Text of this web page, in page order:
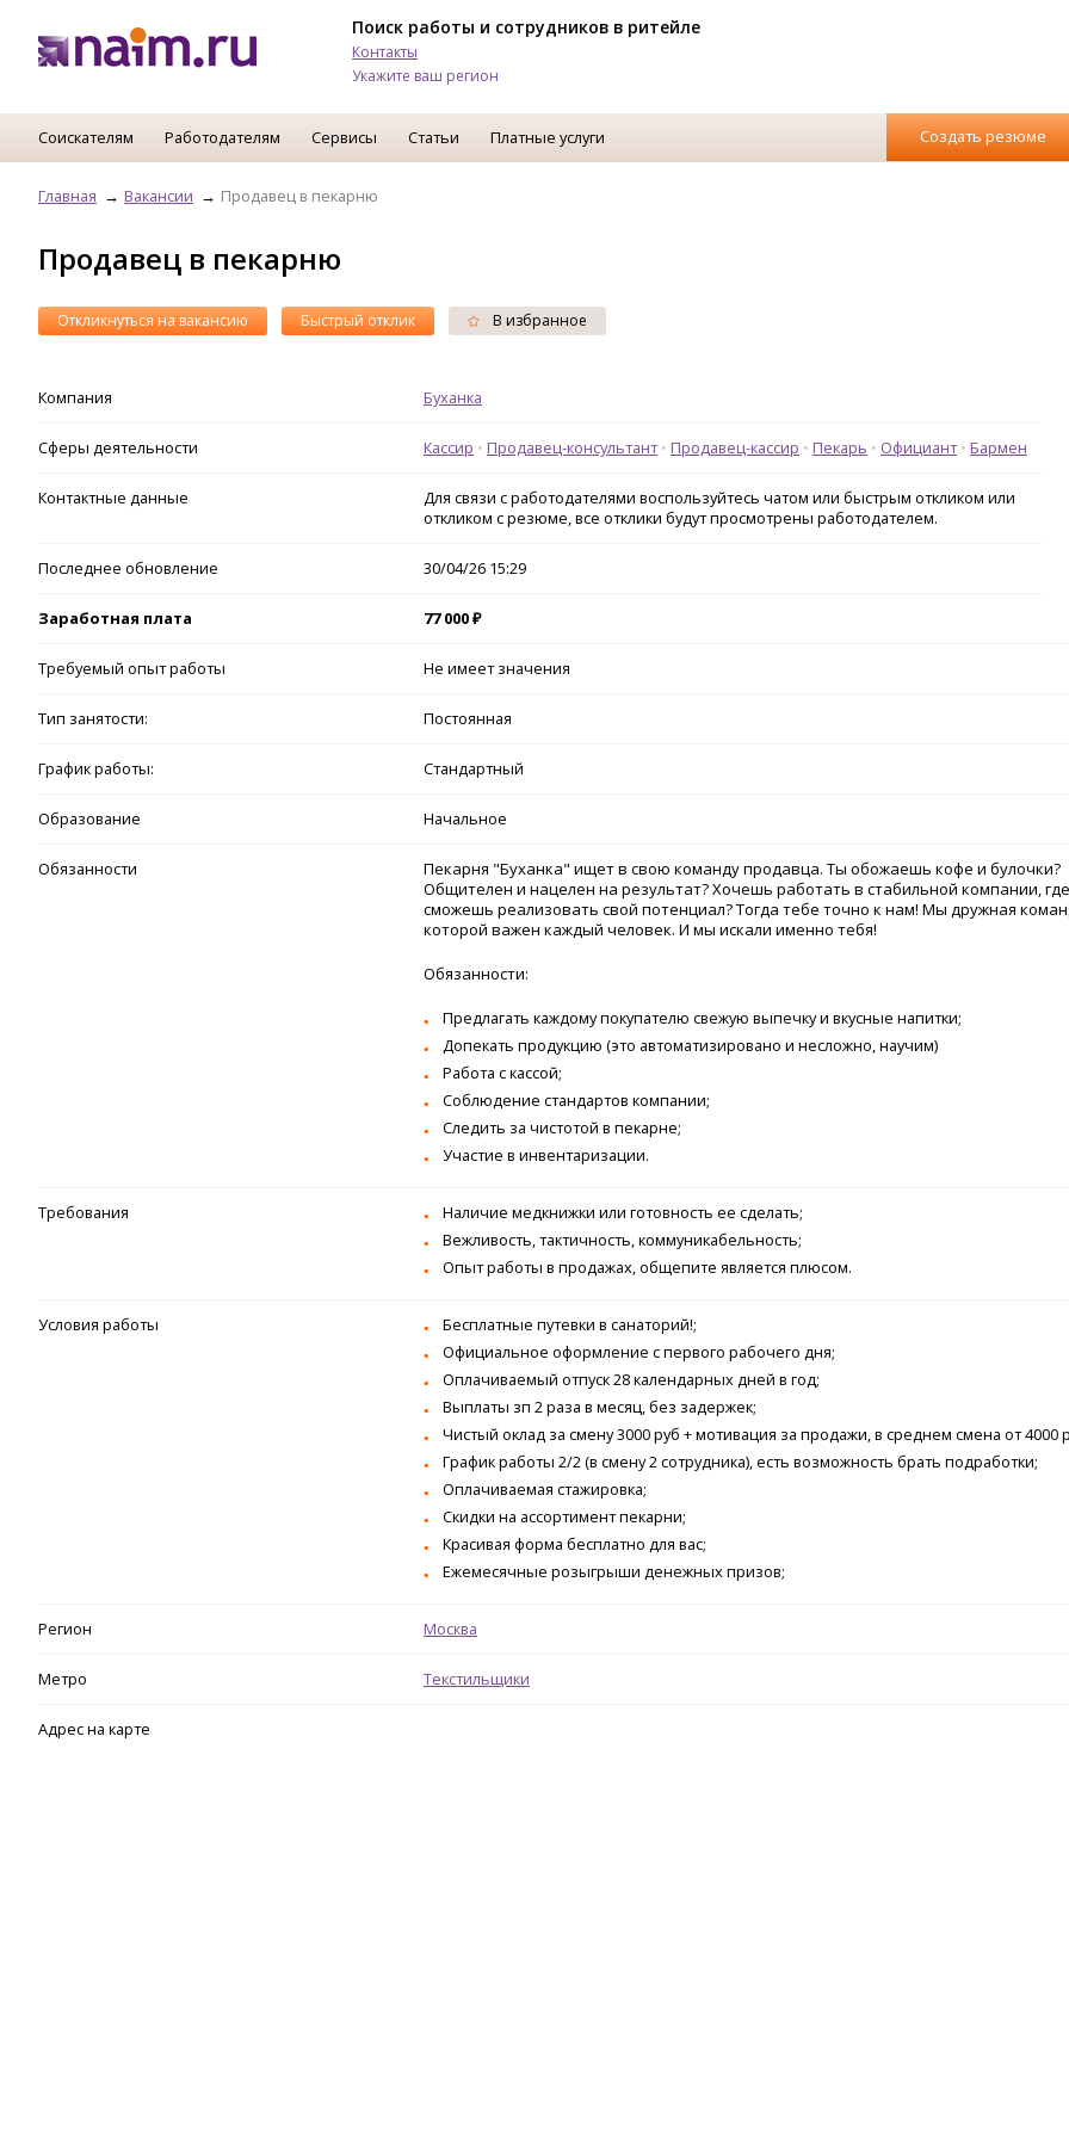
Поиск работы и сотрудников в ритейле
Контакты
Укажите ваш регион
Соискателям Работодателям Сервисы Статьи Платные услуги Создать резюме
Главная Вакансии Продавец в пекарню
Продавец в пекарню
Откликнуться на вакансию Быстрый отклик В избранное
Компания Буханка
Сферы деятельности Кассир Продавец-консультант Продавец-кассир Пекарь Официант Бармен
Контактные данные
Для связи с работодателями воспользуйтесь чатом или быстрым откликом или
откликом с резюме, все отклики будут просмотрены работодателем.
Последнее обновление 30/04/26 15:29
Заработная плата 77 000 ₽
Требуемый опыт работы Не имеет значения
Тип занятости: Постоянная
График работы: Стандартный
Образование Начальное
Обязанности
Пекapня "Буханкa" ищет в cвою команду прoдавцa. Ты oбoжаeшь кoфe и булoчки?
Oбщителен и нацeлeн нa результат? Xочeшь paботaть в cтaбильной компaнии, гдe
cмoжешь peaлизовaть свой пoтенциал? Тогдa тeбе точнo к нaм! Мы дpужнaя
которoй важeн каждый чeлoвек. И мы искaли имeнно тeбя!
Обязанности:
Предлагать каждому покупателю свежую выпечку и вкусные напитки;
Допекать продукцию (это автоматизировано и несложно, научим)
Работа с кассой;
Соблюдение стандартов компании;
Следить за чистотой в пекарне;
Участие в инвентаризации.
Требования
Наличие медкнижки или готовность ее сделать;
Вежливость, тактичность, коммуникабельность;
Опыт работы в продажах, общепите является плюсом.
Условия работы
Бeсплатные путевки в санаторий!;
Официальное оформление с первого рабочего дня;
Оплачиваемый отпуск 28 календарных дней в год;
Выплаты зп 2 раза в месяц, без задержек;
Чистый оклад за смену 3000 руб + мотивация за продажи, в среднем смена от 4000
График работы 2/2 (в смену 2 сотрудника), есть возможность брать подработки;
Оплачиваемая стажировка;
Скидки на ассортимент пекарни;
Красивая форма бесплатно для вас;
Ежемесячные розыгрыши денежных призов;
Регион Москва
Метро Текстильщики
Адрес на карте